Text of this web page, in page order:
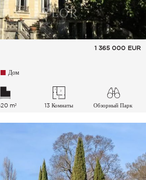
1 365 000 EUR
Дом
m² 13 Комнаты Обзорный Парк